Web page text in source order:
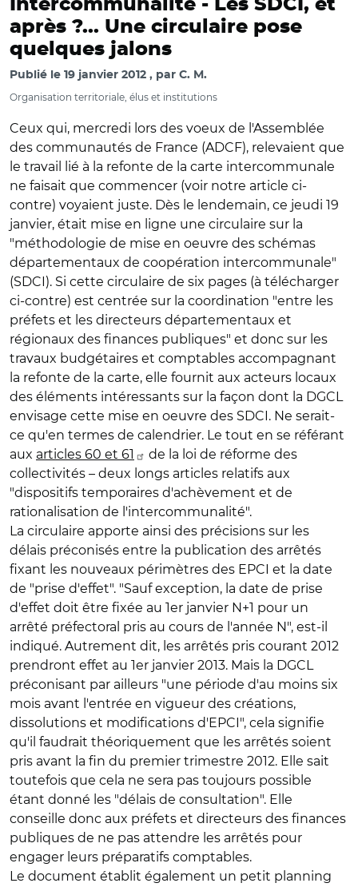
Intercommunalité - Les SDCI, et
après ?... Une circulaire pose
quelques jalons
Publié le 19 janvier 2012 par C. M.
Organisation territoriale, élus et institutions
Ceux qui, mercredi lors des voeux de l'Assemblée
des communautés de France (ADCF), relevaient que
le travail lié à la refonte de la carte intercommunale
ne faisait que commencer (voir notre article ci-
contre) voyaient juste. Dès le lendemain, ce jeudi 19
janvier, était mise en ligne une circulaire sur la
"méthodologie de mise en oeuvre des schémas
départementaux de coopération intercommunale"
(SDCI). Si cette circulaire de six pages (à télécharger
ci-contre) est centrée sur la coordination "entre les
préfets et les directeurs départementaux et
régionaux des finances publiques" et donc sur les
travaux budgétaires et comptables accompagnant
la refonte de la carte, elle fournit aux acteurs locaux
des éléments intéressants sur la façon dont la DGCL
envisage cette mise en oeuvre des SDCI. Ne serait-
ce qu'en termes de calendrier. Le tout en se référant
aux articles 60 et 61
de la loi de réforme des
collectivités – deux longs articles relatifs aux
"dispositifs temporaires d'achèvement et de
rationalisation de l'intercommunalité".
La circulaire apporte ainsi des précisions sur les
délais préconisés entre la publication des arrêtés
fixant les nouveaux périmètres des EPCI et la date
de "prise d'effet". "Sauf exception, la date de prise
d'effet doit être fixée au 1er janvier N+1 pour un
arrêté préfectoral pris au cours de l'année N", est-il
indiqué. Autrement dit, les arrêtés pris courant 2012
prendront effet au 1er janvier 2013. Mais la DGCL
préconisant par ailleurs "une période d'au moins six
mois avant l'entrée en vigueur des créations,
dissolutions et modifications d'EPCI", cela signifie
qu'il faudrait théoriquement que les arrêtés soient
pris avant la fin du premier trimestre 2012. Elle sait
toutefois que cela ne sera pas toujours possible
étant donné les "délais de consultation". Elle
conseille donc aux préfets et directeurs des finances
publiques de ne pas attendre les arrêtés pour
engager leurs préparatifs comptables.
Le document établit également un petit planning